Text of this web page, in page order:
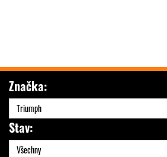
Značka:
Triumph
Stav:
Všechny